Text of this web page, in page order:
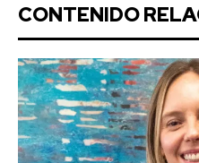
CONTENIDO